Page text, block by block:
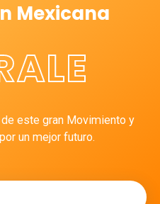
Mexicana
este gran Movimiento y
un mejor futuro.